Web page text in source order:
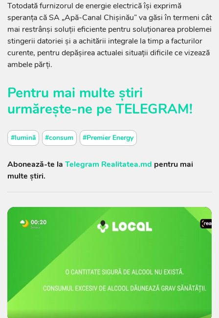
Totodată furnizorul de energie electrică își exprimă
speranța că SA „Apă-Canal Chișinău” va găsi în termeni cât
mai restrânși soluții eficiente pentru soluționarea problemei
stingerii datoriei și a achitării integrale la timp a facturilor
curente, pentru depășirea actualei situații dificile ce vizează
ambele părți.
Pentru mai multe știri
urmărește-ne pe TELEGRAM!
#lumină #consum #Premier Energy
Abonează-te la Telegram Realitatea.md pentru mai
multe știri.